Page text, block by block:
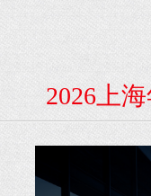
2026上